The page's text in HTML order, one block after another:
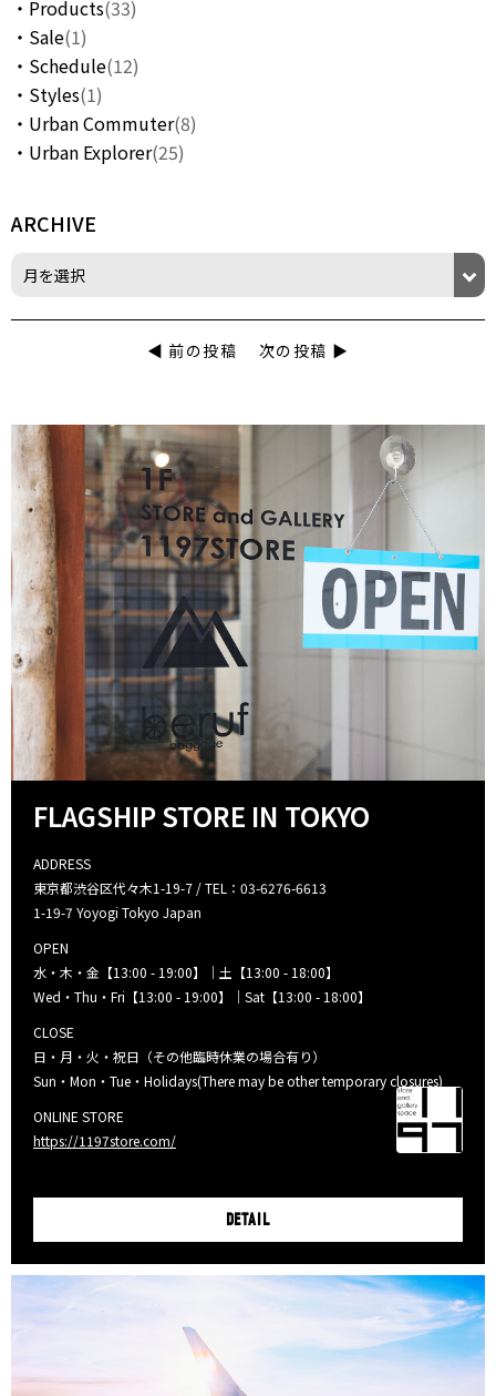
Products(33)
Sale(1)
Schedule(12)
Styles(1)
Urban Commuter(8)
Urban Explorer(25)
ARCHIVE
◀︎ 前の投稿 次の投稿 ▶︎
FLAGSHIP STORE IN TOKYO
ADDRESS
東京都渋谷区代々木1-19-7 / TEL：03-6276-6613
1-19-7 Yoyogi Tokyo Japan
OPEN
水・木・金【13:00 - 19:00】｜土【13:00 - 18:00】
Wed・Thu・Fri【13:00 - 19:00】｜Sat【13:00 - 18:00】
CLOSE
日・月・火・祝日（その他臨時休業の場合有り）
Sun・Mon・Tue・Holidays(There may be other temporary closures)
ONLINE STORE
https://1197store.com/
DETAIL